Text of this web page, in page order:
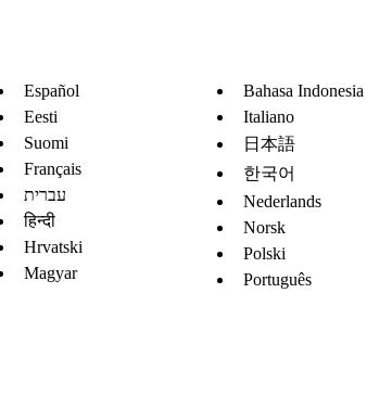
Español
Eesti
Suomi
Français
עברית
हिन्दी
Hrvatski
Magyar
Bahasa Indonesia
Italiano
日本語
한국어
Nederlands
Norsk
Polski
Português